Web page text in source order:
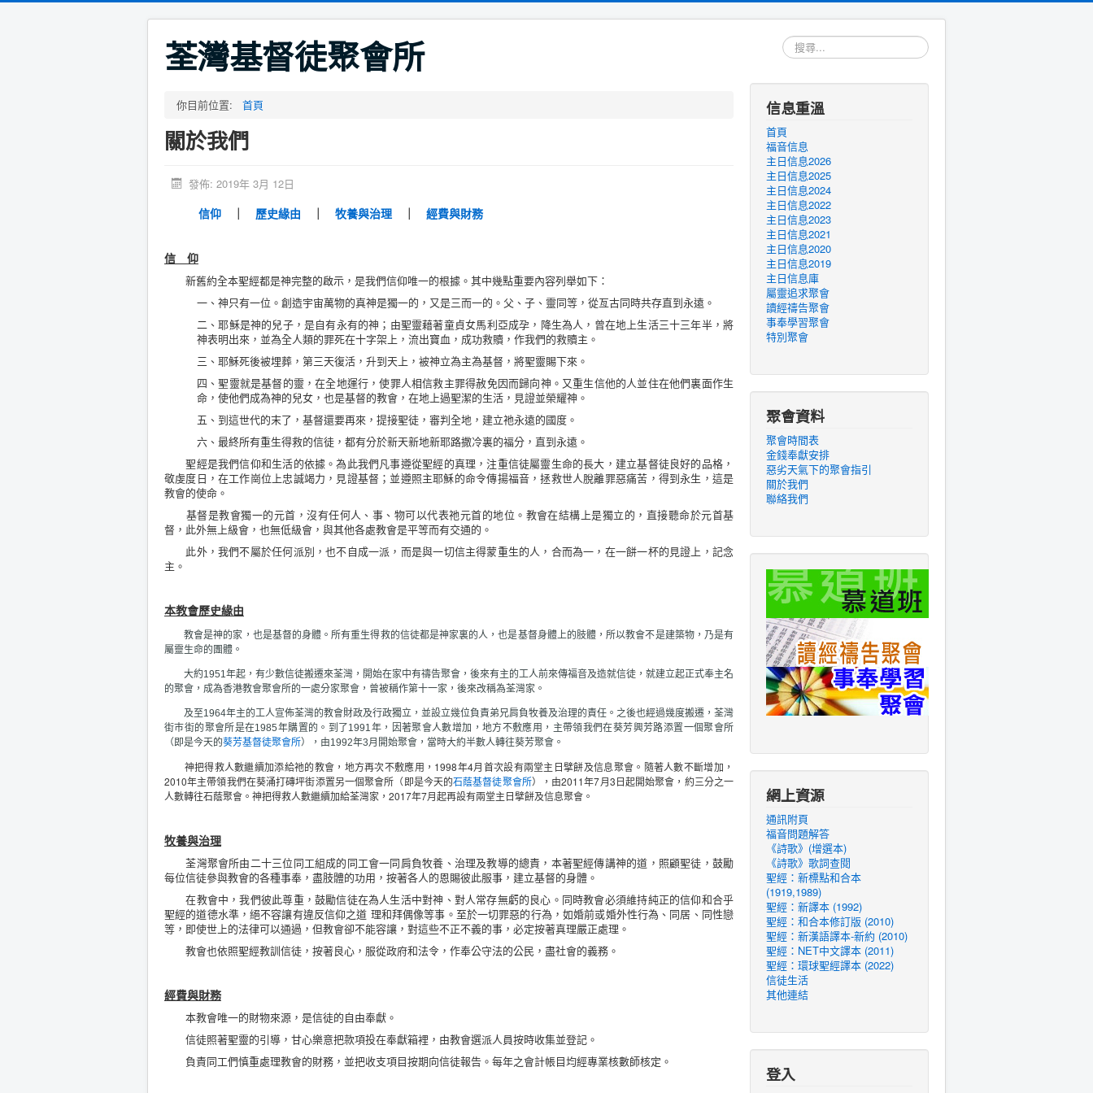
荃灣基督徒聚會所
搜
尋...
你目前位置: 首頁
關於我們
發佈: 2019年 3月 12日
信仰 ｜ 歷史緣由 ｜ 牧養與治理 ｜ 經費與財務
信 仰
新舊約全本聖經都是神完整的啟示，是我們信仰唯一的根據。其中幾點重要內容列舉如下：
一、神只有一位。創造宇宙萬物的真神是獨一的，又是三而一的。父、子、靈同等，從亙古同時共存直到永遠。
二、耶穌是神的兒子，是自有永有的神；由聖靈藉著童貞女馬利亞成孕，降生為人，曾在地上生活三十三年半，將
神表明出來，並為全人類的罪死在十字架上，流出寶血，成功救贖，作我們的救贖主。
三、耶穌死後被埋葬，第三天復活，升到天上，被神立為主為基督，將聖靈賜下來。
四、聖靈就是基督的靈，在全地運行，使罪人相信救主罪得赦免因而歸向神。又重生信他的人並住在他們裏面作生
命，使他們成為神的兒女，也是基督的教會，在地上過聖潔的生活，見證並榮耀神。
五、到這世代的末了，基督還要再來，提接聖徒，審判全地，建立祂永遠的國度。
六、最終所有重生得救的信徒，都有分於新天新地新耶路撒冷裏的福分，直到永遠。
聖經是我們信仰和生活的依據。為此我們凡事遵從聖經的真理，注重信徒屬靈生命的長大，建立基督徒良好的品格，
敬虔度日，在工作崗位上忠誠竭力，見證基督；並遵照主耶穌的命令傳揚福音，拯救世人脫離罪惡痛苦，得到永生，這是
教會的使命。
基督是教會獨一的元首，沒有任何人、事、物可以代表祂元首的地位。教會在結構上是獨立的，直接聽命於元首基
督，此外無上級會，也無低級會，與其他各處教會是平等而有交通的。
此外，我們不屬於任何派別，也不自成一派，而是與一切信主得蒙重生的人，合而為一，在一餅一杯的見證上，記念
主。
本教會歷史緣由
教會是神的家，也是基督的身體。所有重生得救的信徒都是神家裏的人，也是基督身體上的肢體，所以教會不是建築物，乃是有
屬靈生命的團體。
大約1951年起，有少數信徒搬遷來荃灣，開始在家中有禱告聚會，後來有主的工人前來傳福音及造就信徒，就建立起正式奉主名
的聚會，成為香港教會聚會所的一處分家聚會，曾被稱作第十一家，後來改稱為荃灣家。
及至1964年主的工人宣佈荃灣的教會財政及行政獨立，並設立幾位負責弟兄肩負牧養及治理的責任。之後也經過幾度搬遷，荃灣
街巿街的聚會所是在1985年購置的。到了1991年，因著聚會人數增加，地方不敷應用，主帶領我們在葵芳興芳路添置一個聚會所
（即是今天的葵芳基督徒聚會所），由1992年3月開始聚會，當時大約半數人轉往葵芳聚會。
神把得救人數繼續加添給祂的教會，地方再次不敷應用，1998年4月首次設有兩堂主日擘餅及信息聚會。隨著人數不斷增加，
2010年主帶領我們在葵涌打磚坪街添置另一個聚會所（即是今天的石蔭基督徒聚會所），由2011年7月3日起開始聚會，約三分之一
人數轉往石蔭聚會。神把得救人數繼續加給荃灣家，2017年7月起再設有兩堂主日擘餅及信息聚會。
牧養與治理
荃灣聚會所由二十三位同工組成的同工會一同肩負牧養、治理及教導的總責，本著聖經傳講神的道，照顧聖徒，鼓勵
每位信徒參與教會的各種事奉，盡肢體的功用，按著各人的恩賜彼此服事，建立基督的身體。
在教會中，我們彼此尊重，鼓勵信徒在為人生活中對神、對人常存無虧的良心。同時教會必須維持純正的信仰和合乎
聖經的道德水準，絕不容讓有違反信仰之道 理和拜偶像等事。至於一切罪惡的行為，如婚前或婚外性行為、同居、同性戀
等，即使世上的法律可以通過，但教會卻不能容讓，對這些不正不義的事，必定按著真理嚴正處理。
教會也依照聖經教訓信徒，按著良心，服從政府和法令，作奉公守法的公民，盡社會的義務。
經費與財務
本教會唯一的財物來源，是信徒的自由奉獻。
信徒照著聖靈的引導，甘心樂意把款項投在奉獻箱裡，由教會選派人員按時收集並登記。
負責同工們慎重處理教會的財務，並把收支項目按期向信徒報告。每年之會計帳目均經專業核數師核定。
信息重溫
首頁
福音信息
主日信息2026
主日信息2025
主日信息2024
主日信息2022
主日信息2023
主日信息2021
主日信息2020
主日信息2019
主日信息庫
屬靈追求聚會
讀經禱告聚會
事奉學習聚會
特別聚會
聚會資料
聚會時間表
金錢奉獻安排
惡劣天氣下的聚會指引
關於我們
聯絡我們
網上資源
通訊附頁
福音問題解答
《詩歌》(增選本)
《詩歌》歌詞查閱
聖經：新標點和合本
(1919,1989)
聖經：新譯本 (1992)
聖經：和合本修訂版 (2010)
聖經：新漢語譯本-新約 (2010)
聖經：NET中文譯本 (2011)
聖經：環球聖經譯本 (2022)
信徒生活
其他連結
登入